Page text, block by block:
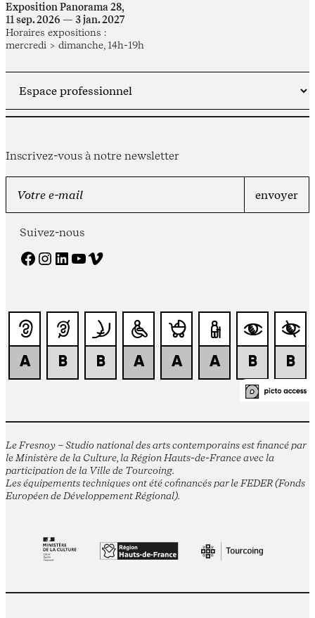
Exposition Panorama 28,
11 sep. 2026 — 3 jan. 2027
Horaires expositions :
mercredi > dimanche, 14h-19h
Inscrivez-vous à notre newsletter
Suivez-nous
Facebook Instagram LinkedIn YouTube Vimeo
Le Fresnoy – Studio national des arts contemporains est financé par
le Ministère de la Culture, la Région Hauts-de-France avec la
participation de la Ville de Tourcoing.
Les équipements techniques ont été cofinancés par le FEDER (Fonds
Européen de Développement Régional).